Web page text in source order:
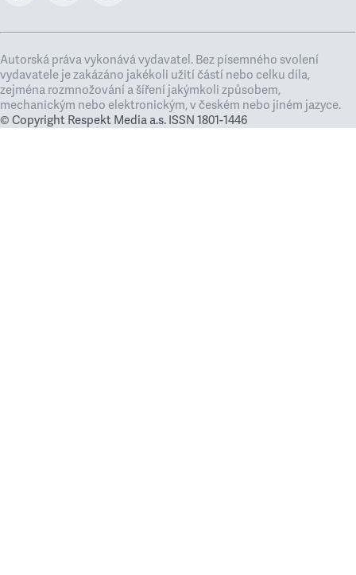
Autorská práva vykonává vydavatel. Bez písemného svolení
vydavatele je zakázáno jakékoli užití částí nebo celku díla,
zejména rozmnožování a šíření jakýmkoli způsobem,
mechanickým nebo elektronickým, v českém nebo jiném jazyce.
© Copyright Respekt Media a.s. ISSN 1801-1446